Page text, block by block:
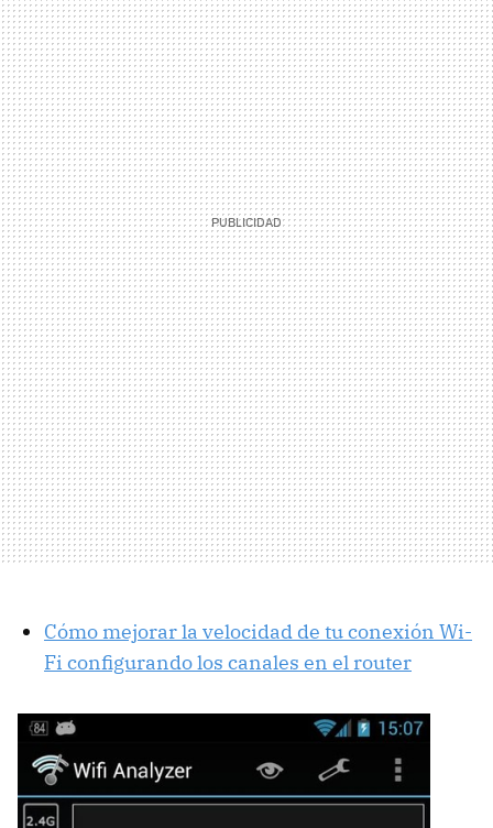
Cómo mejorar la velocidad de tu conexión Wi-
Fi configurando los canales en el router